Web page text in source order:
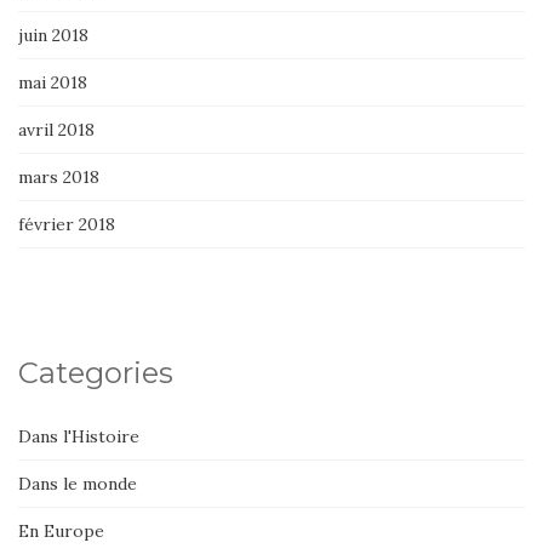
juin 2018
mai 2018
avril 2018
mars 2018
février 2018
Categories
Dans l'Histoire
Dans le monde
En Europe